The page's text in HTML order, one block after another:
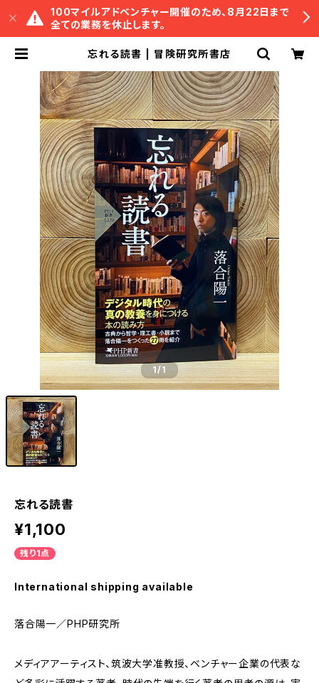
100マイルアドベンチャー開催のため、8月22日まで
全ての業務を休止します。
忘れる読書 | 冒険研究所書店
1/1
忘れる読書
¥1,100
残り1点
International shipping available
落合陽一／PHP研究所
メディアアーティスト、筑波大学准教授、ベンチャー企業の代表な